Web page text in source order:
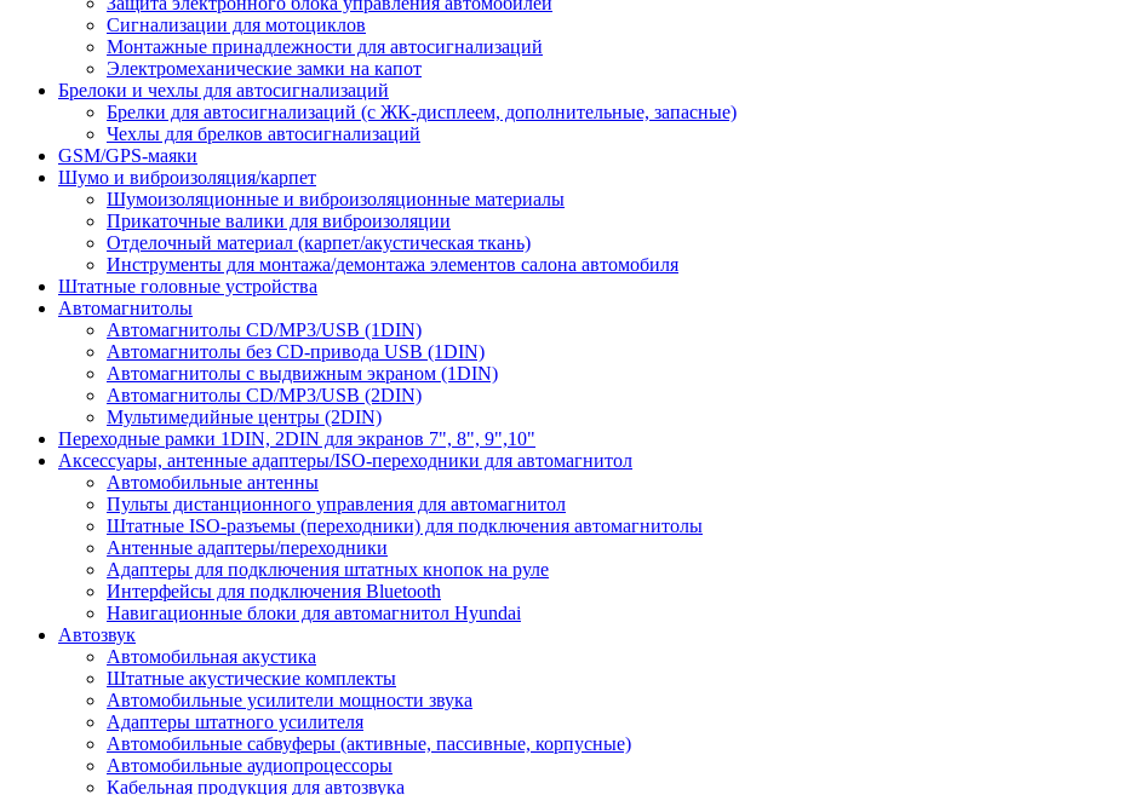
Сигнализации для мотоциклов
Монтажные принадлежности для автосигнализаций
Электромеханические замки на капот
Брелоки и чехлы для автосигнализаций
Брелки для автосигнализаций (с ЖК-дисплеем, дополнительные, запасные)
Чехлы для брелков автосигнализаций
GSM/GPS-маяки
Шумо и виброизоляция/карпет
Шумоизоляционные и виброизоляционные материалы
Прикаточные валики для виброизоляции
Отделочный материал (карпет/акустическая ткань)
Инструменты для монтажа/демонтажа элементов салона автомобиля
Штатные головные устройства
Автомагнитолы
Автомагнитолы CD/MP3/USB (1DIN)
Автомагнитолы без CD-привода USB (1DIN)
Автомагнитолы с выдвижным экраном (1DIN)
Автомагнитолы CD/MP3/USB (2DIN)
Мультимедийные центры (2DIN)
Переходные рамки 1DIN, 2DIN для экранов 7", 8", 9",10"
Аксессуары, антенные адаптеры/ISO-переходники для автомагнитол
Автомобильные антенны
Пульты дистанционного управления для автомагнитол
Штатные ISO-разъемы (переходники) для подключения автомагнитолы
Антенные адаптеры/переходники
Адаптеры для подключения штатных кнопок на руле
Интерфейсы для подключения Bluetooth
Навигационные блоки для автомагнитол Hyundai
Автозвук
Автомобильная акустика
Штатные акустические комплекты
Автомобильные усилители мощности звука
Адаптеры штатного усилителя
Автомобильные сабвуферы (активные, пассивные, корпусные)
Автомобильные аудиопроцессоры
Кабельная продукция для автозвука